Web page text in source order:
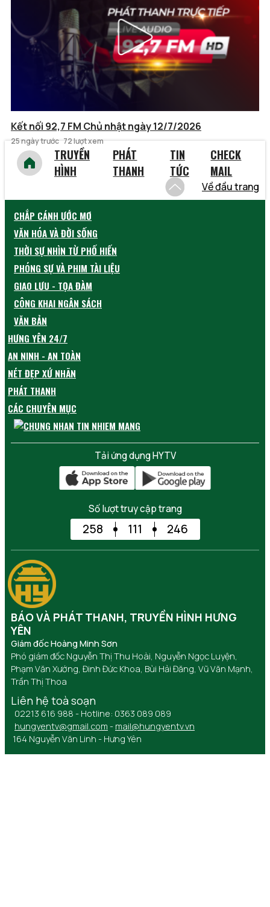
Kết nối 92,7 FM Chủ nhật ngày 12/7/2026
25 ngày trước 72 lượt xem
TRUYỀN
HÌNH
PHÁT
THANH
TIN
TỨC
CHECK
MAIL
Về đầu trang
CHẮP CÁNH ƯỚC MƠ
VĂN HÓA VÀ ĐỜI SỐNG
THỜI SỰ NHÌN TỪ PHỐ HIẾN
PHÓNG SỰ VÀ PHIM TÀI LIỆU
GIAO LƯU - TỌA ĐÀM
CÔNG KHAI NGÂN SÁCH
VĂN BẢN
HƯNG YÊN 24/7
AN NINH - AN TOÀN
NÉT ĐẸP XỨ NHÃN
PHÁT THANH
CÁC CHUYÊN MỤC
Tải ứng dụng HYTV
Số lượt truy cập trang
258 111 246
BÁO VÀ PHÁT THANH, TRUYỀN HÌNH HƯNG
YÊN
Giám đốc Hoàng Minh Sơn
Phó giám đốc Nguyễn Thị Thu Hoài, Nguyễn Ngọc Luyện,
Phạm Văn Xướng, Đinh Đức Khoa, Bùi Hải Đăng, Vũ Văn Mạnh,
Trần Thị Thoa
Liên hệ toà soạn
02213 616 988 - Hotline: 0363 089 089
hungyentv@gmail.com - mail@hungyentv.vn
164 Nguyễn Văn Linh - Hưng Yên